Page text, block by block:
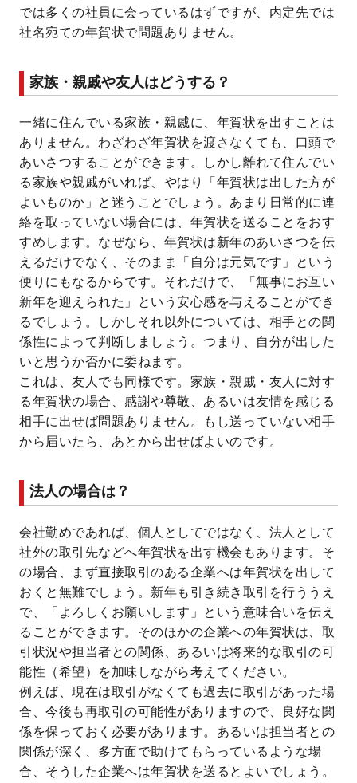
では多くの社員に会っているはずですが、内定先では
社名宛ての年賀状で問題ありません。
家族・親戚や友人はどうする？
一緒に住んでいる家族・親戚に、年賀状を出すことは
ありません。わざわざ年賀状を渡さなくても、口頭で
あいさつすることができます。しかし離れて住んでい
る家族や親戚がいれば、やはり「年賀状は出した方が
よいものか」と迷うことでしょう。あまり日常的に連
絡を取っていない場合には、年賀状を送ることをおす
すめします。なぜなら、年賀状は新年のあいさつを伝
えるだけでなく、そのまま「自分は元気です」という
便りにもなるからです。それだけで、「無事にお互い
新年を迎えられた」という安心感を与えることができ
るでしょう。しかしそれ以外については、相手との関
係性によって判断しましょう。つまり、自分が出した
いと思うか否かに委ねます。
これは、友人でも同様です。家族・親戚・友人に対す
る年賀状の場合、感謝や尊敬、あるいは友情を感じる
相手に出せば問題ありません。もし送っていない相手
から届いたら、あとから出せばよいのです。
法人の場合は？
会社勤めであれば、個人としてではなく、法人として
社外の取引先などへ年賀状を出す機会もあります。そ
の場合、まず直接取引のある企業へは年賀状を出して
おくと無難でしょう。新年も引き続き取引を行ううえ
で、「よろしくお願いします」という意味合いを伝え
ることができます。そのほかの企業への年賀状は、取
引状況や担当者との関係、あるいは将来的な取引の可
能性（希望）を加味しながら考えてください。
例えば、現在は取引がなくても過去に取引があった場
合、今後も再取引の可能性がありますので、良好な関
係を保っておく必要があります。あるいは担当者との
関係が深く、多方面で助けてもらっているような場
合、そうした企業へは年賀状を送るとよいでしょう。